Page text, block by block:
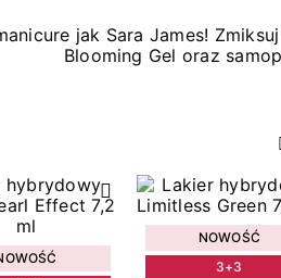
jak Sara James!
Blooming Gel oraz
NOWOŚĆ
3+3